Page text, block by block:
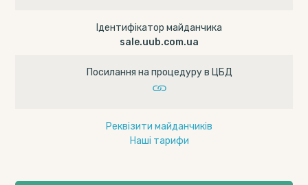
Ідентифікатор майданчика
sale.uub.com.ua
Посилання на процедуру в ЦБД
Реквізити майданчиків
Наші тарифи